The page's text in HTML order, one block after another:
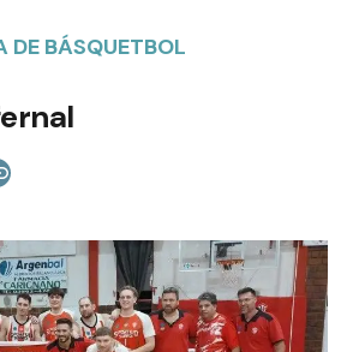
DE BÁSQUETBOL